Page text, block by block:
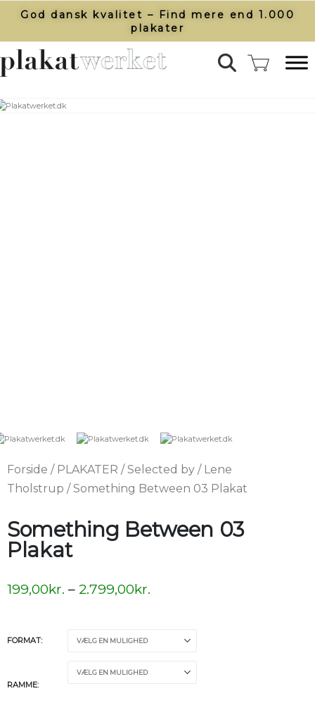
God dansk kvalitet – Find mere end 1.000
plakater​
Forside / PLAKATER /Selected by / Lene
Tholstrup / Something Between 03 Plakat
Something Between 03
Plakat
199,00kr. – 2.799,00kr.
FORMAT
RAMME